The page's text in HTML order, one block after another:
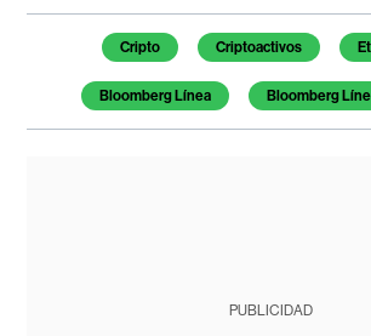
Temas de este artículo
Cripto Criptoactivos
Bloomberg Línea Bloomberg
PUBLICIDAD